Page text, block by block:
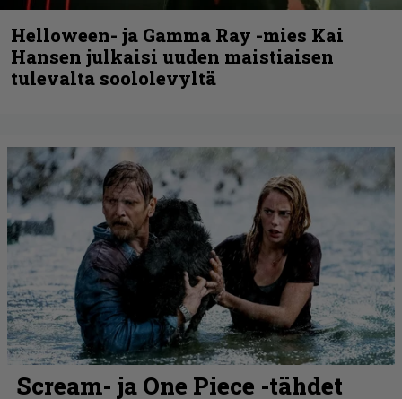
Helloween- ja Gamma Ray -mies Kai
Hansen julkaisi uuden maistiaisen
tulevalta soololevyltä